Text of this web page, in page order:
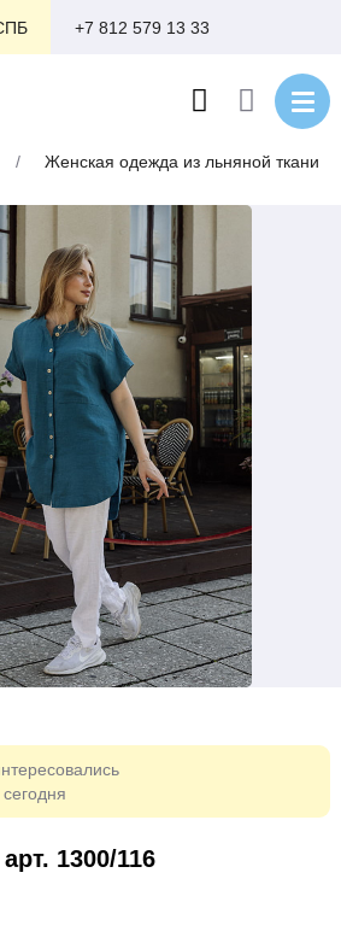
+7 812 579 13 33
/ Женская одежда из льняной ткани
1300/116